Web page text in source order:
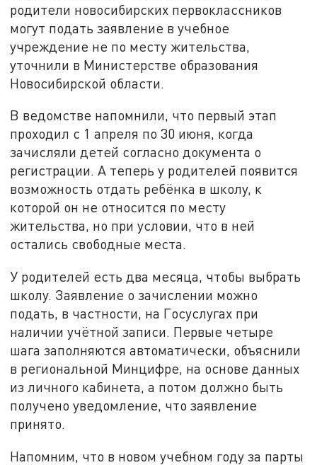
родители новосибирских первоклассников
могут подать заявление в учебное
учреждение не по месту жительства,
уточнили в Министерстве образования
Новосибирской области.
В ведомстве напомнили, что первый этап
проходил с 1 апреля по 30 июня, когда
зачисляли детей согласно документа о
регистрации. А теперь у родителей появится
возможность отдать ребёнка в школу, к
которой он не относится по месту
жительства, но при условии, что в ней
остались свободные места.
У родителей есть два месяца, чтобы выбрать
школу. Заявление о зачислении можно
подать, в частности, на Госуслугах при
наличии учётной записи. Первые четыре
шага заполняются автоматически, объяснили
в региональной Минцифре, на основе данных
из личного кабинета, а потом должно быть
получено уведомление, что заявление
принято.
Напомним, что в новом учебном году за парты